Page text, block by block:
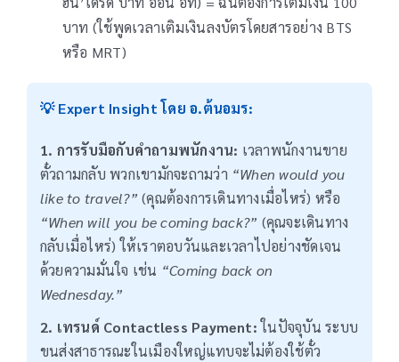
บาท (ใช้พูดเวลาเติมเงินลงบัตรโดยสารอย่าง BTS
หรือ MRT)
💡 Expert Insight โดย อ.ต้นอมร:
1. การรับมือกับคำถามพนักงาน: เวลาพนักงานขาย
ตั๋วถามกลับ พวกเขามักจะถามว่า “When would you
like to travel?” (คุณต้องการเดินทางเมื่อไหร่) หรือ
“When will you be coming back?” (คุณจะเดินทาง
กลับเมื่อไหร่) ให้เราตอบวันและเวลาไปอย่างชัดเจน
ด้วยความมั่นใจ เช่น “Coming back on
Wednesday.”
2. เทรนด์ Contactless Payment:ในปัจจุบัน ระบบ
ขนส่งสาธารณะในเมืองใหญ่แทบจะไม่ต้องใช้ตั๋ว